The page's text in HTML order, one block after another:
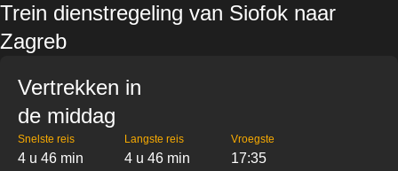
Trein dienstregeling van Siofok naar
Zagreb
Vertrekken in
de middag
Snelste reis
4 u 46 min
Langste reis
4 u 46 min
Vroegste
17:35